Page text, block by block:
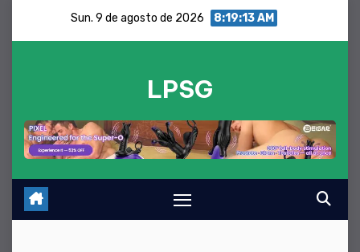
Sun. 9 de agosto de 2026 8:19:14 AM
LPSG